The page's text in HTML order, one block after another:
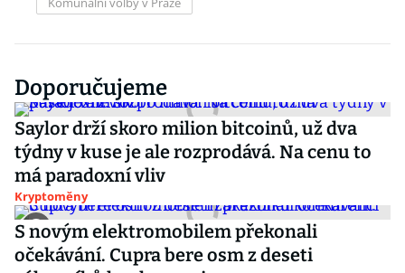
Doporučujeme
Saylor drží skoro milion bitcoinů, už dva
týdny v kuse je ale rozprodává. Na cenu to
má paradoxní vliv
Kryptoměny
S novým elektromobilem překonali
očekávání. Cupra bere osm z deseti